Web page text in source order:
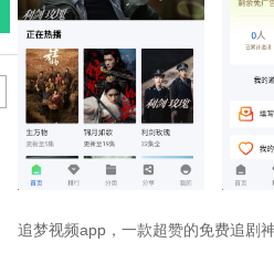
追梦视频app，一款超赞的免费追剧